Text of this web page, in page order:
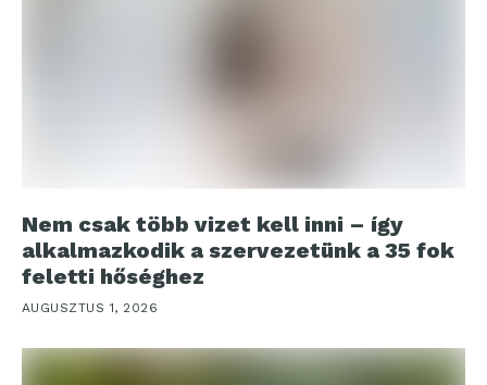
Nem csak több vizet kell inni – így
alkalmazkodik a szervezetünk a 35 fok
feletti hőséghez
AUGUSZTUS 1, 2026